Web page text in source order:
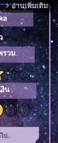
arrow_forward_ios อ่านเพิ่มเติม